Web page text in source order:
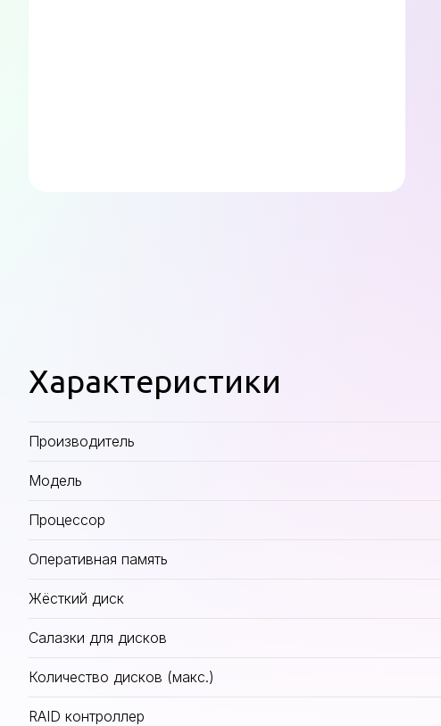
Характеристики
Производитель
Модель
Процессор
Оперативная память
Жёсткий диск
Салазки для дисков
Количество дисков (макс.)
RAID контроллер